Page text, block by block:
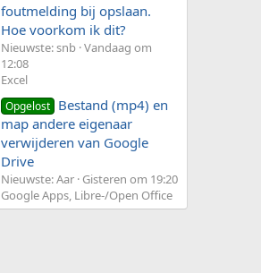
foutmelding bij opslaan.
Hoe voorkom ik dit?
Nieuwste: snb Vandaag om
12:08
Excel
Opgelost Bestand (mp4) en
map andere eigenaar
verwijderen van Google
Drive
Nieuwste: Aar Gisteren om 19:20
Google Apps, Libre-/Open Office